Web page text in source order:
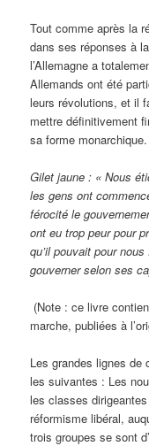
Tout comme après la
dans ses réponses à
l’Allemagne a
Allemands ont été
leurs révolutions, et il
mettre définitivement
sa forme monarchique.
Gilet jaune : « Nous
les gens ont
férocité le
ont eu trop peur pour
qu’il pouvait pour
gouverner selon ses
(Note : ce livre
marche, publiées à
Les grandes lignes de
les suivantes : Les
les classes
réformisme libéral,
trois groupes se sont